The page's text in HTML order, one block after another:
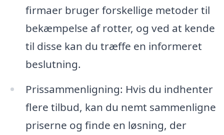
firmaer bruger forskellige metoder til
bekæmpelse af rotter, og ved at kende
til disse kan du træffe en informeret
beslutning.
Prissammenligning: Hvis du indhenter
flere tilbud, kan du nemt sammenligne
priserne og finde en løsning, der